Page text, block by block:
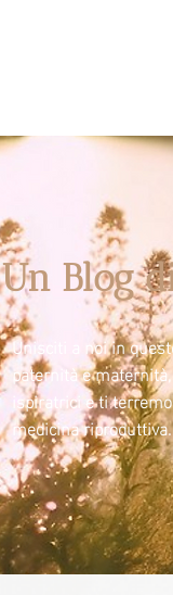
Un Blog
Unisciti a noi in
paternità e
ispiratrici e ti
medicina riproduttiva.